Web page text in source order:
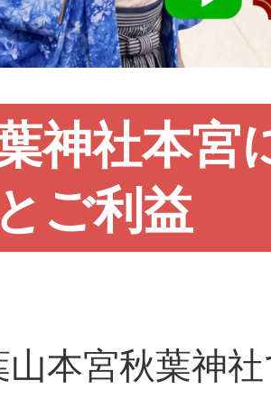
神社本宮
ご利益
山本宮秋葉神